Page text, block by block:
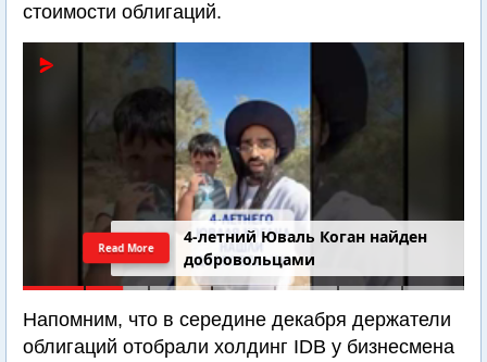
стоимости облигаций.
4-летний Юваль Коган найден
добровольцами
Read More
Напомним, что в середине декабря держатели
облигаций отобрали холдинг IDB у бизнесмена